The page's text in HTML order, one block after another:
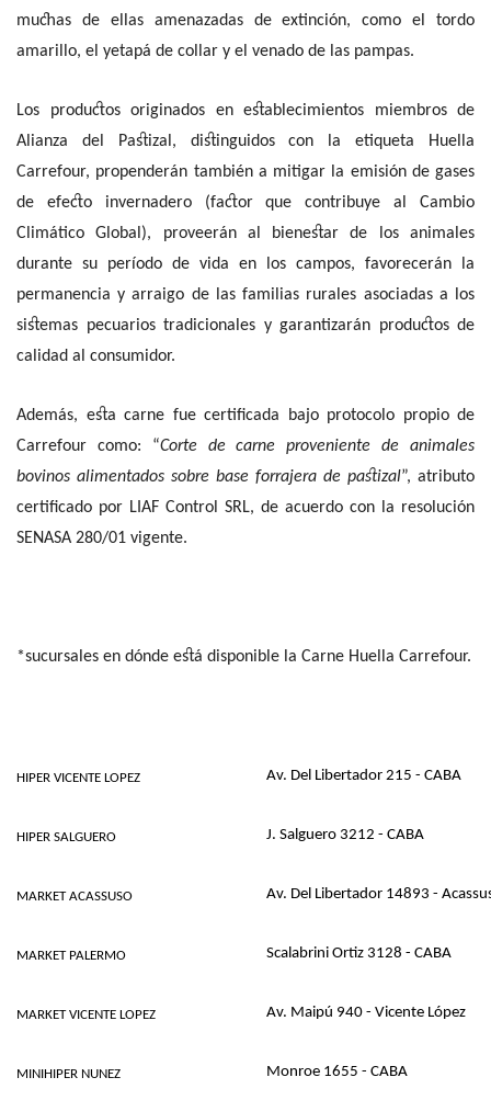
muchas de ellas amenazadas de extinción, como el tordo
amarillo, el yetapá de collar y el venado de las pampas.
Los productos originados en establecimientos miembros de
Alianza del Pastizal, distinguidos con la etiqueta Huella
Carrefour, propenderán también a mitigar la emisión de gases
de efecto invernadero (factor que contribuye al Cambio
Climático Global), proveerán al bienestar de los animales
durante su período de vida en los campos, favorecerán la
permanencia y arraigo de las familias rurales asociadas a los
sistemas pecuarios tradicionales y garantizarán productos de
calidad al consumidor.
Además, esta carne fue certificada bajo protocolo propio de
Carrefour como: “Corte de carne proveniente de animales
bovinos alimentados sobre base forrajera de pastizal”, atributo
certificado por LIAF Control SRL, de acuerdo con la resolución
SENASA 280/01 vigente.
*sucursales en dónde está disponible la Carne Huella Carrefour.
HIPER VICENTE LOPEZ Av. Del Libertador 215 - CABA
HIPER SALGUERO J. Salguero 3212 - CABA
MARKET ACASSUSO Av. Del Libertador 14893 -
MARKET PALERMO Scalabrini Ortiz 3128 - CABA
MARKET VICENTE LOPEZ Av. Maipú 940 - Vicente López
MINIHIPER NUNEZ Monroe 1655 - CABA